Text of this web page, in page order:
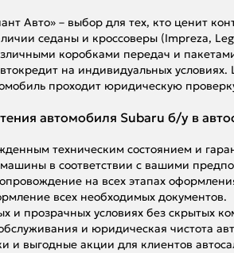
Авто» – выбор для тех, кто ценит
седаны и кроссоверы (Impreza,
коробками передач и
на индивидуальных
проходит юридическую
автомобиля Subaru б/у в
техническим состоянием и
в соответствии с вашими
на всех этапах
всех необходимых документов.
и прозрачных условиях без скрытых
и юридическая чистота
и выгодные акции для клиентов